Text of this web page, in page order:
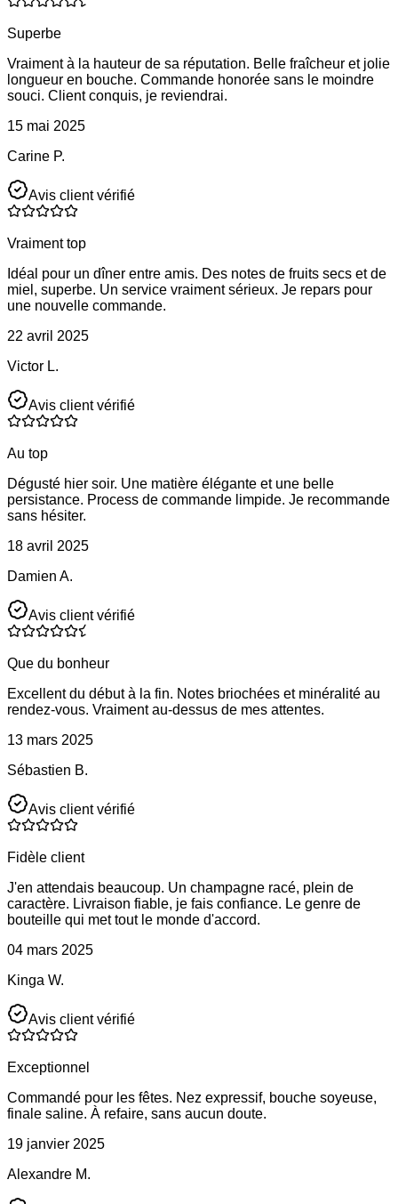
Superbe
Vraiment à la hauteur de sa réputation. Belle fraîcheur et jolie
longueur en bouche. Commande honorée sans le moindre
souci. Client conquis, je reviendrai.
15 mai 2025
Carine P.
Avis client vérifié
Vraiment top
Idéal pour un dîner entre amis. Des notes de fruits secs et de
miel, superbe. Un service vraiment sérieux. Je repars pour
une nouvelle commande.
22 avril 2025
Victor L.
Avis client vérifié
Au top
Dégusté hier soir. Une matière élégante et une belle
persistance. Process de commande limpide. Je recommande
sans hésiter.
18 avril 2025
Damien A.
Avis client vérifié
Que du bonheur
Excellent du début à la fin. Notes briochées et minéralité au
rendez-vous. Vraiment au-dessus de mes attentes.
13 mars 2025
Sébastien B.
Avis client vérifié
Fidèle client
J'en attendais beaucoup. Un champagne racé, plein de
caractère. Livraison fiable, je fais confiance. Le genre de
bouteille qui met tout le monde d'accord.
04 mars 2025
Kinga W.
Avis client vérifié
Exceptionnel
Commandé pour les fêtes. Nez expressif, bouche soyeuse,
finale saline. À refaire, sans aucun doute.
19 janvier 2025
Alexandre M.